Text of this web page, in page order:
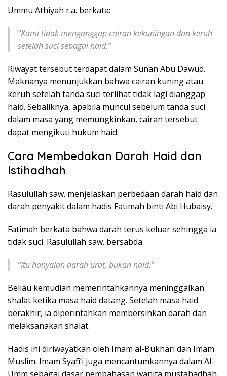
Ummu Athiyah r.a. berkata:
“Kami tidak menganggap cairan kekuningan dan keruh
setelah suci sebagai haid.”
Riwayat tersebut terdapat dalam Sunan Abu Dawud.
Maknanya menunjukkan bahwa cairan kuning atau
keruh setelah tanda suci terlihat tidak lagi dianggap
haid. Sebaliknya, apabila muncul sebelum tanda suci
dalam masa yang memungkinkan, cairan tersebut
dapat mengikuti hukum haid.
Cara Membedakan Darah Haid dan
Istihadhah
Rasulullah saw. menjelaskan perbedaan darah haid dan
darah penyakit dalam hadis Fatimah binti Abi Hubaisy.
Fatimah berkata bahwa darah terus keluar sehingga ia
tidak suci. Rasulullah saw. bersabda:
“Itu hanyalah darah urat, bukan haid.”
Beliau kemudian memerintahkannya meninggalkan
shalat ketika masa haid datang. Setelah masa haid
berakhir, ia diperintahkan membersihkan darah dan
melaksanakan shalat.
Hadis ini diriwayatkan oleh Imam al-Bukhari dan Imam
Muslim. Imam Syafi’i juga mencantumkannya dalam Al-
Umm sebagai dasar pembahasan wanita mustahadhah.